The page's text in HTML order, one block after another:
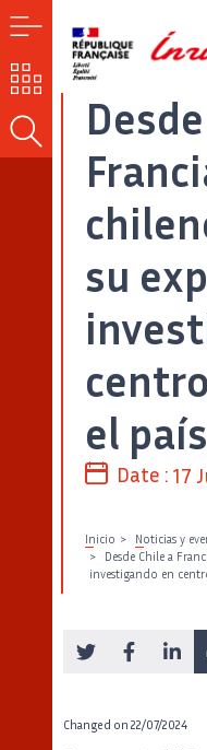
MENÚ
NUESTROS
RETOS
BUSCAR
su
el
Date : 17
Inicio
Noticias y
Desde Chile a
investigando en
Changed on 22/07/2024